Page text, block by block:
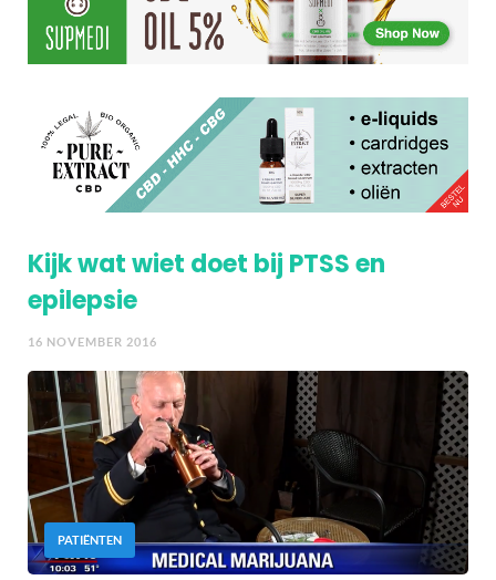
Kijk wat wiet doet bij PTSS en
epilepsie
16 NOVEMBER 2016
PATIËNTEN